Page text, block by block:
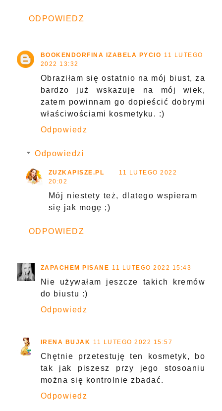
ODPOWIEDZ
BOOKENDORFINA IZABELA PYCIO 11 LUTEGO
2022 13:32
Obraziłam się ostatnio na mój biust, za
bardzo już wskazuje na mój wiek,
zatem powinnam go dopieścić dobrymi
właściwościami kosmetyku. :)
Odpowiedz
Odpowiedzi
ZUZKAPISZE.PL
11 LUTEGO 2022
20:02
Mój niestety też, dlatego wspieram
się jak mogę ;)
ODPOWIEDZ
ZAPACHEM PISANE 11 LUTEGO 2022 15:43
Nie używałam jeszcze takich kremów
do biustu :)
Odpowiedz
IRENA BUJAK 11 LUTEGO 2022 15:57
Chętnie przetestuję ten kosmetyk, bo
tak jak piszesz przy jego stosoaniu
można się kontrolnie zbadać.
Odpowiedz